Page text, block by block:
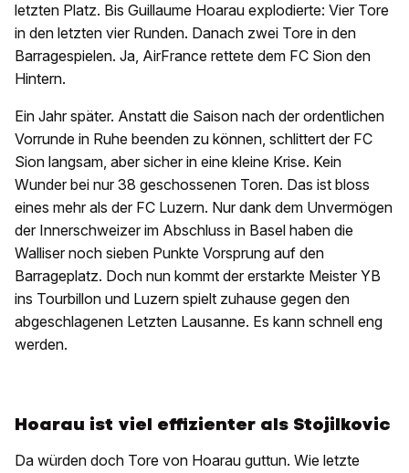
letzten Platz. Bis Guillaume Hoarau explodierte: Vier Tore
in den letzten vier Runden. Danach zwei Tore in den
Barragespielen. Ja, AirFrance rettete dem FC Sion den
Hintern.
Ein Jahr später. Anstatt die Saison nach der ordentlichen
Vorrunde in Ruhe beenden zu können, schlittert der FC
Sion langsam, aber sicher in eine kleine Krise. Kein
Wunder bei nur 38 geschossenen Toren. Das ist bloss
eines mehr als der FC Luzern. Nur dank dem Unvermögen
der Innerschweizer im Abschluss in Basel haben die
Walliser noch sieben Punkte Vorsprung auf den
Barrageplatz. Doch nun kommt der erstarkte Meister YB
ins Tourbillon und Luzern spielt zuhause gegen den
abgeschlagenen Letzten Lausanne. Es kann schnell eng
werden.
Hoarau ist viel effizienter als Stojilkovic
Da würden doch Tore von Hoarau guttun. Wie letzte